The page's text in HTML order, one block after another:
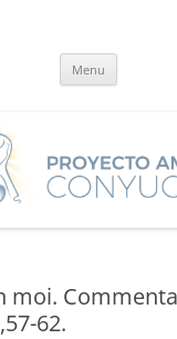
Menu
moi.
62.